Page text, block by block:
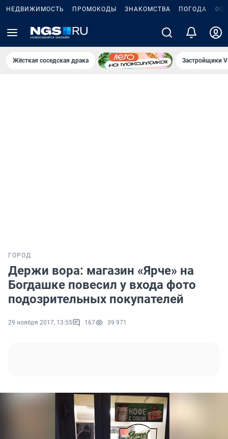
НЕДВИЖИМОСТЬ ПРОМОКОДЫ ЗНАКОМСТВА ПОГОДА
Жёсткая соседская драка Застройщики
ГОРОД
Держи вора: магазин «Ярче» на
Богдашке повесил у входа фото
подозрительных покупателей
29 ноября 2017, 13:55 167 39 971